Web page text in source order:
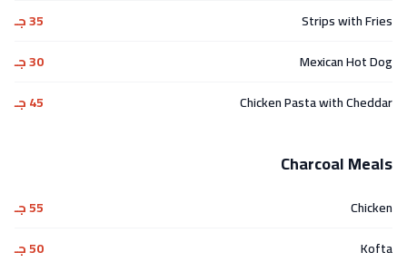
Strips with Fries
35 جـ
Mexican Hot Dog
30 جـ
Chicken Pasta with Cheddar
45 جـ
Charcoal Meals
Chicken
55 جـ
Kofta
50 جـ